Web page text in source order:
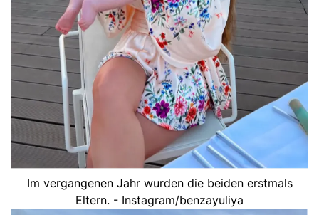
Im vergangenen Jahr wurden die beiden erstmals
Eltern. - Instagram/benzayuliya